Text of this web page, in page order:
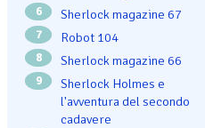
6 Sherlock magazine 67
7 Robot 104
8 Sherlock magazine 66
9
Sherlock Holmes e
l'avventura del secondo
cadavere